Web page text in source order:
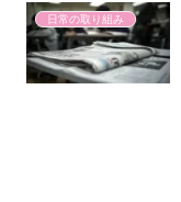
日常の取り組み